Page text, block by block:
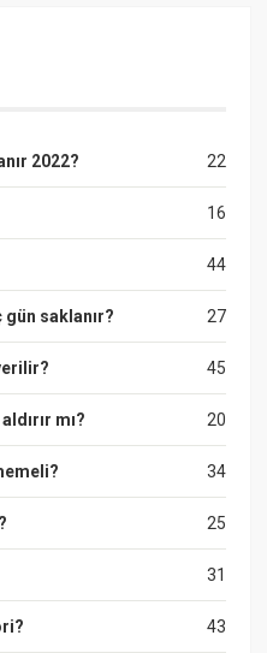
22
2022?
16
44
27
saklanır?
45
20
mı?
34
25
31
43